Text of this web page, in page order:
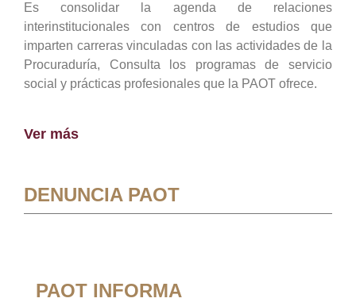
Es consolidar la agenda de relaciones
interinstitucionales con centros de estudios que
imparten carreras vinculadas con las actividades de la
Procuraduría, Consulta los programas de servicio
social y prácticas profesionales que la PAOT ofrece.
Ver más
DENUNCIA PAOT
PAOT INFORMA